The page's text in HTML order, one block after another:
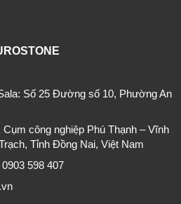
Số 25 Đường số 10, Phường An
công nghiệp Phú Thạnh – Vĩnh
Tỉnh Đồng Nai, Việt Nam
598 407